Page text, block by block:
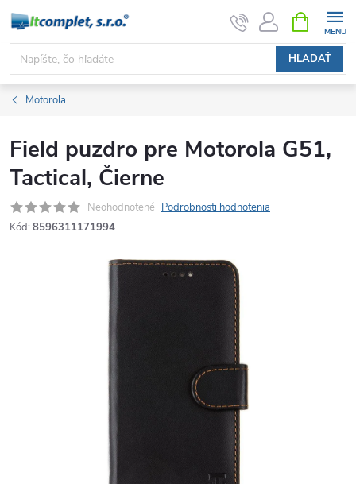
Prejsť
obsah
HĽADAŤ
KOŠÍK
Motorola
Field puzdro pre Motorola G51,
Tactical, Čierne
Neohodnotené Podrobnosti hodnotenia
Kód: 8596311171994